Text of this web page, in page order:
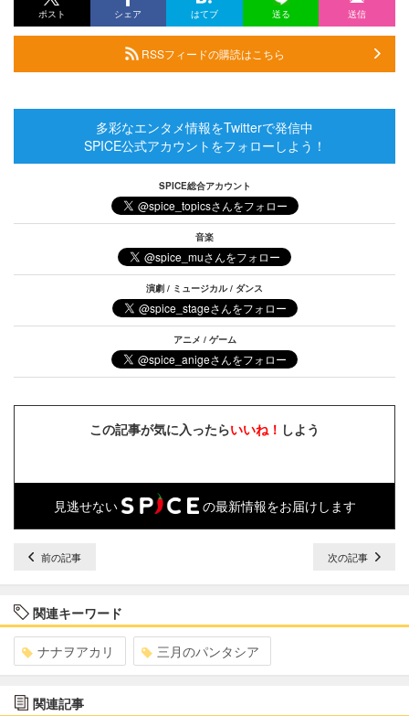
ポスト シェア はてブ 送る 送信
RSSフィードの購読はこちら
多彩なエンタメ情報をTwitterで発信中
SPICE公式アカウントをフォローしよう！
SPICE総合アカウント
音楽
演劇 / ミュージカル / ダンス
アニメ / ゲーム
この記事が気に入ったらいいね！ しよう
見逃せない の最新情報をお届けします
前の記事 次の記事
関連キーワード
ナナヲアカリ 三月のパンタシア
関連記事